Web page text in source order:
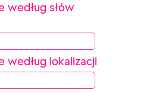
według słów
według lokalizacji